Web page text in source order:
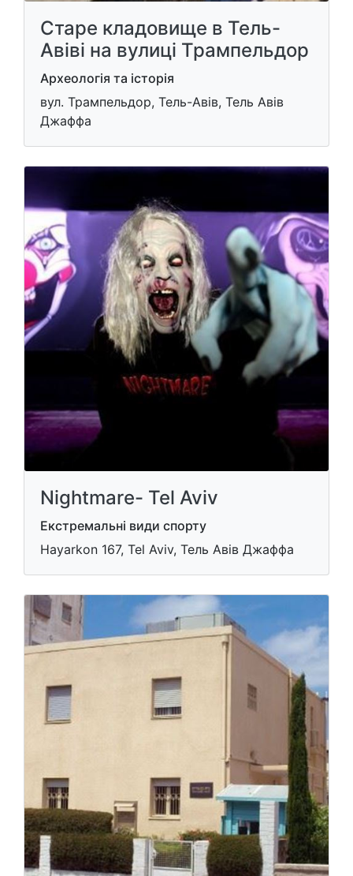
Старе кладовище в Тель-
Авіві на вулиці Трампельдор
Археологія та історія
вул. Трампельдор, Тель-Авів, Тель Авів
Джаффа
Nightmare- Tel Aviv
Екстремальні види спорту
Hayarkon 167, Tel Aviv, Тель Авів Джаффа